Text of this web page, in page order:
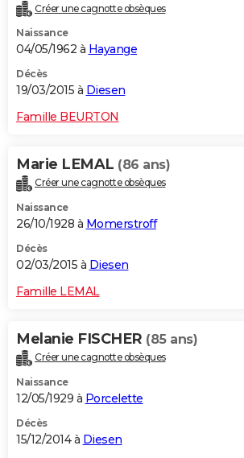
Créer une cagnotte obsèques
Naissance
04/05/1962 à Hayange
Décès
19/03/2015 à Diesen
Famille BEURTON
Marie LEMAL (86 ans)
Créer une cagnotte obsèques
Naissance
26/10/1928 à Momerstroff
Décès
02/03/2015 à Diesen
Famille LEMAL
Melanie FISCHER (85 ans)
Créer une cagnotte obsèques
Naissance
12/05/1929 à Porcelette
Décès
15/12/2014 à Diesen